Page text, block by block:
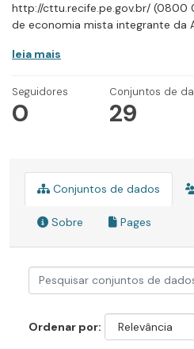
http://cttu.recife.pe.gov.br/ (0800
de economia mista integrante da
leia mais
Seguidores
0
Conjuntos de
29
Conjuntos de dados
Sobre Pages
Ordenar por